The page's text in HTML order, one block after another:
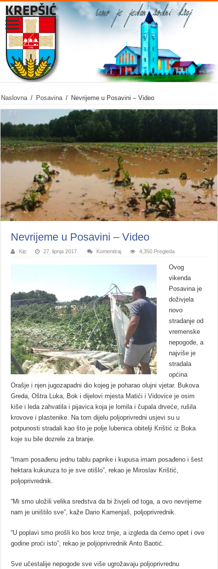
Naslovna / Posavina / Nevrijeme u Posavini – Video
Nevrijeme u Posavini – Video
Kip 27. lipnja 2017. Komentiraj 4,350 Pregleda
Ovog
vikenda
Posavina je
doživjela
novo
stradanje od
vremenske
nepogode, a
najviše je
stradala
općina
Orašje i njen jugozapadni dio kojeg je poharao olujni vjetar. Bukova
Greda, Oštra Luka, Bok i dijelovi mjesta Matići i Vidovice je osim
kiše i leda zahvatila i pijavica koja je lomila i čupala drveće, rušila
krovove i plastenike. Na tom dijelu poljoprivredni usjevi su u
potpunosti stradali kao što je polje lubenica obitelji Krištić iz Boka
koje su bile dozrele za branje.
“Imam posađenu jednu tablu paprike i kupusa imam posađeno i šest
hektara kukuruza to je sve otišlo”, rekao je Miroslav Krištić,
poljoprivrednik.
“Mi smo uložili velika sredstva da bi živjeli od toga, a ovo nevrijeme
nam je uništilo sve”, kaže Dario Kamenjaš, poljoprivrednik.
“U poplavi smo prošli ko bos kroz trnje, a izgleda da ćemo opet i ove
godine proći isto”, rekao je poljoprivrednik Anto Baotić.
Sve učestalije nepogode sve više ugrožavaju poljoprivrednu